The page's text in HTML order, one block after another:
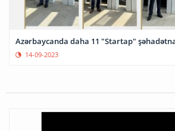
Azərbaycanda daha 11 "Startap"
14-09-2023